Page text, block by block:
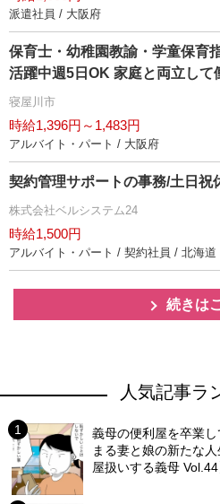
派遣社員 / 大阪府
保育士・幼稚園教諭・学童保育
活躍中週5日OK 家庭と両立して
寝屋川市
時給1,396円～1,483円
アルバイト・パート / 大阪府
契約管理サポートの事務/土日祝
株式会社ベルシステム24
時給1,500円
アルバイト・パート / 契約社員 / 北海道
続きは
人気記事ラ
義母の便利屋を卒業
まる妻と娘の新たな
屋扱いする義母 Vol.44